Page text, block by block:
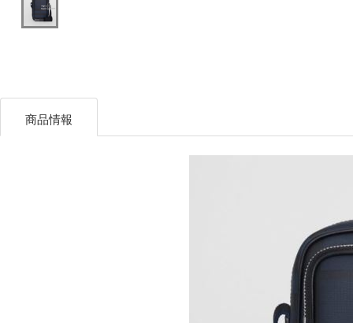
商品情報